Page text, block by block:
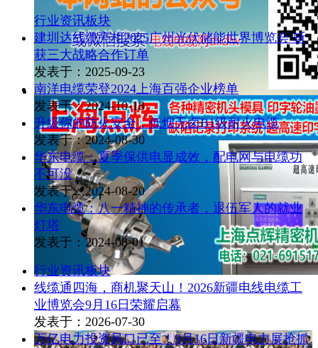
行业资讯板块
建圳达线缆亮相2025广州光伏储能世界博览会 斩
获三大战略合作订单
发表于：2025-09-23
南洋电缆荣登2024上海百强企业榜单
发表于：2024-10-18
升级你的防火安全，低烟无卤B1级耐火电缆
发表于：2024-08-30
华东电缆：夏季保供电显成效，配电网与电缆功
不可没
发表于：2024-08-20
华东电缆：八一精神的传承者，退伍军人的就业
灯塔
发表于：2024-08-01
行业资讯板块
线缆通四海，商机聚天山！2026新疆电线电缆工
业博览会9月16日荣耀启幕
发表于：2026-07-30
万亿电力投资风口已至！9月16日新疆电力展抢抓